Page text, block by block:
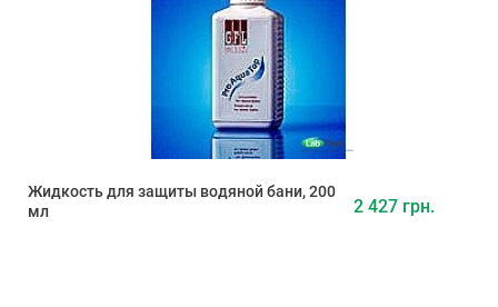
Жидкость для защиты водяной бани, 200
мл
2 427 грн.